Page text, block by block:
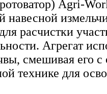
Agri-
навесной
расчистки
Агрегат
смешивая его
технике для